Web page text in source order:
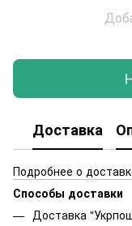
Доставка
Подробнее о
Способы доставки
Доставка